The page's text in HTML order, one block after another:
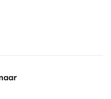
in partnership